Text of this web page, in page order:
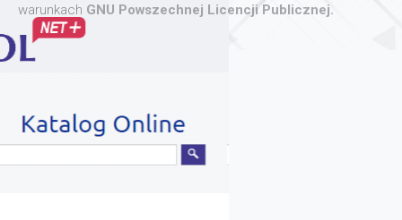
warunkach GNU Powszechnej Licencji Publicznej.